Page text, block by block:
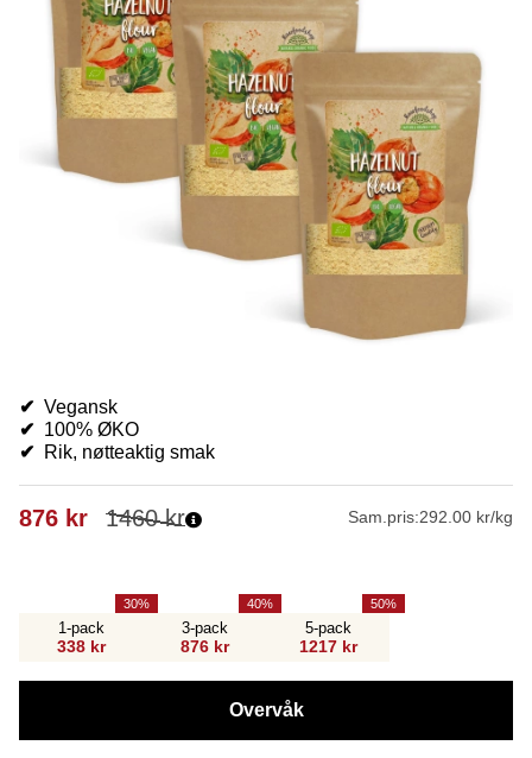
✔ Vegansk
✔ 100% ØKO
✔
Rik, nøtteaktig smak
1460kr
876 kr Sam.pris:292.00 kr/kg
1-pack
338 kr
30
3-pack
876 kr
40
5-pack
1217 kr
50
Overvåk